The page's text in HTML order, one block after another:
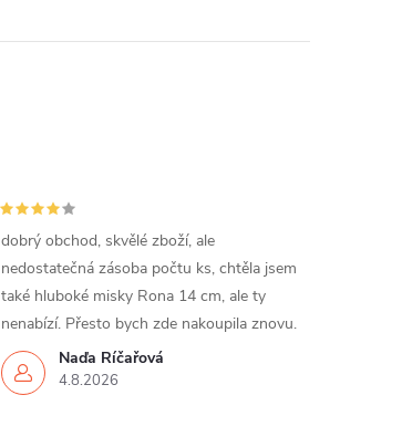
Naďa Říčařová
4.8.2026
dobrý obchod, skvělé zboží, ale
nedostatečná zásoba počtu ks, chtěla jsem
také hluboké misky Rona 14 cm, ale ty
nenabízí. Přesto bych zde nakoupila znovu.